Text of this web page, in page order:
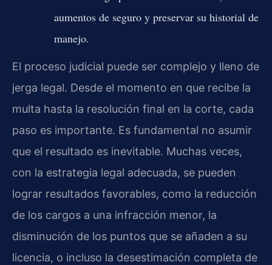
aumentos de seguro y preservar su historial de
manejo.
El proceso judicial puede ser complejo y lleno de
jerga legal. Desde el momento en que recibe la
multa hasta la resolución final en la corte, cada
paso es importante. Es fundamental no asumir
que el resultado es inevitable. Muchas veces,
con la estrategia legal adecuada, se pueden
lograr resultados favorables, como la reducción
de los cargos a una infracción menor, la
disminución de los puntos que se añaden a su
licencia, o incluso la desestimación completa de